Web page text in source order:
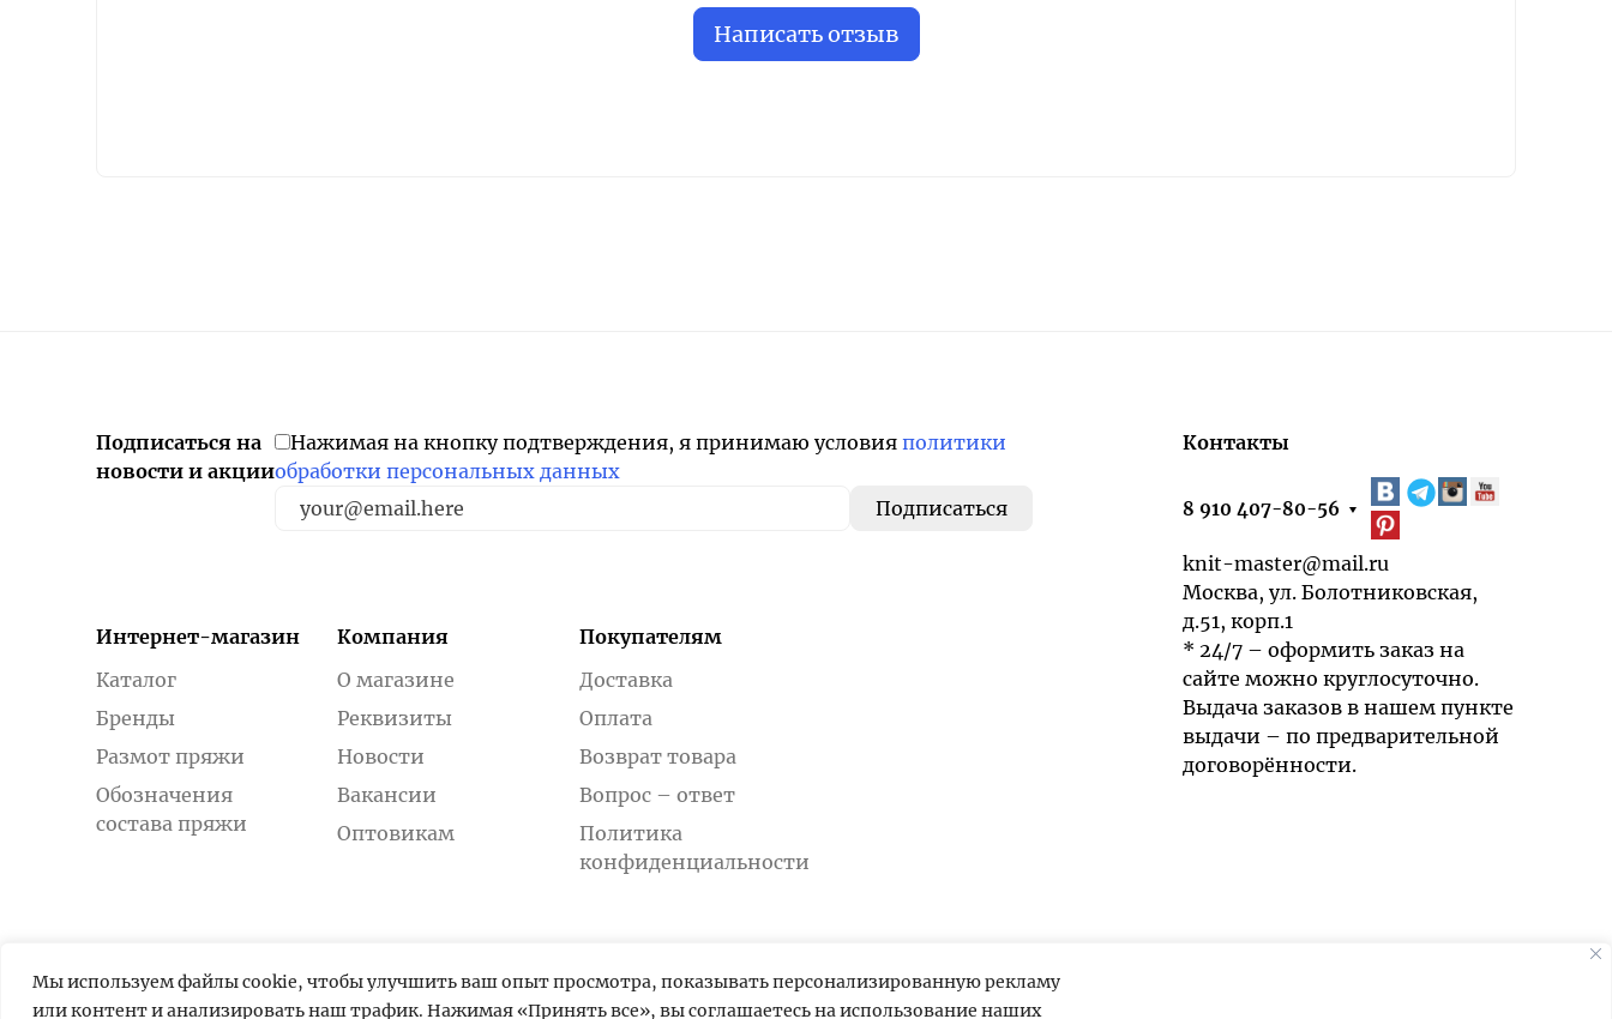
Мы используем файлы cookie, чтобы улучшить ваш опыт просмотра, показывать персонализированную рекламу
или контент и анализировать наш трафик. Нажимая «Принять все», вы соглашаетесь на использование наших
Написать отзыв
Подписаться на
новости и акции
Нажимая на кнопку подтверждения, я принимаю условия политики
обработки персональных данных
Интернет-магазин
Каталог
Бренды
Размот пряжи
Обозначения
состава пряжи
Компания
О магазине
Реквизиты
Новости
Вакансии
Оптовикам
Покупателям
Доставка
Оплата
Возврат товара
Вопрос – ответ
Политика
конфиденциальности
Контакты
8 910 407-80-56
knit-master@mail.ru
Москва, ул. Болотниковская,
д.51, корп.1
* 24/7 – оформить заказ на
сайте можно круглосуточно.
Выдача заказов в нашем пункте
выдачи – по предварительной
договорённости.